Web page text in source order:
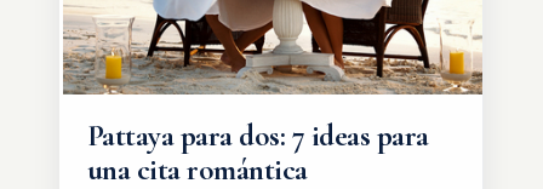
Pattaya para dos: 7 ideas para
una cita romántica